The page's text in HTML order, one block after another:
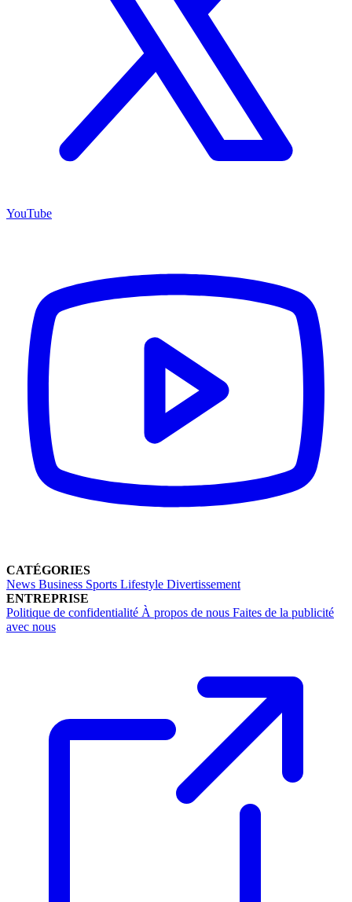
YouTube
CATÉGORIES
News Business Sports Lifestyle Divertissement
ENTREPRISE
Politique de confidentialité À propos de nous Faites de la publicité
avec nous